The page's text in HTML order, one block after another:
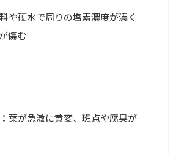
や硬水で周りの塩素濃度が濃く
傷む
葉が急激に黄変、斑点や腐臭が